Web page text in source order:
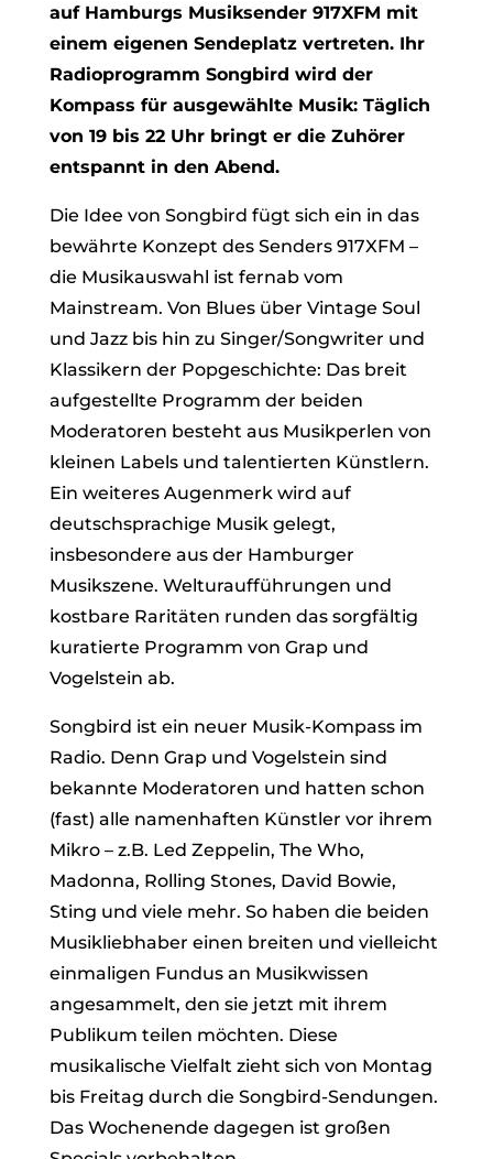
auf Hamburgs Musiksender 917XFM mit
einem eigenen Sendeplatz vertreten. Ihr
Radioprogramm Songbird wird der
Kompass für ausgewählte Musik: Täglich
von 19 bis 22 Uhr bringt er die Zuhörer
entspannt in den Abend.
Die Idee von Songbird fügt sich ein in das
bewährte Konzept des Senders 917XFM –
die Musikauswahl ist fernab vom
Mainstream. Von Blues über Vintage Soul
und Jazz bis hin zu Singer/Songwriter und
Klassikern der Popgeschichte: Das breit
aufgestellte Programm der beiden
Moderatoren besteht aus Musikperlen von
kleinen Labels und talentierten Künstlern.
Ein weiteres Augenmerk wird auf
deutschsprachige Musik gelegt,
insbesondere aus der Hamburger
Musikszene. Welturaufführungen und
kostbare Raritäten runden das sorgfältig
kuratierte Programm von Grap und
Vogelstein ab.
Songbird ist ein neuer Musik-Kompass im
Radio. Denn Grap und Vogelstein sind
bekannte Moderatoren und hatten schon
(fast) alle namenhaften Künstler vor ihrem
Mikro – z.B. Led Zeppelin, The Who,
Madonna, Rolling Stones, David Bowie,
Sting und viele mehr. So haben die beiden
Musikliebhaber einen breiten und vielleicht
einmaligen Fundus an Musikwissen
angesammelt, den sie jetzt mit ihrem
Publikum teilen möchten. Diese
musikalische Vielfalt zieht sich von Montag
bis Freitag durch die Songbird-Sendungen.
Das Wochenende dagegen ist großen